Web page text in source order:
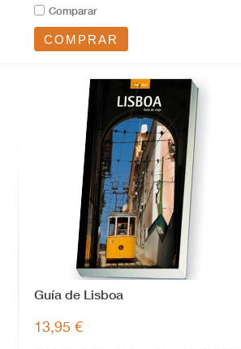
Comparar
COMPRAR
Guía de Lisboa
13,95 €